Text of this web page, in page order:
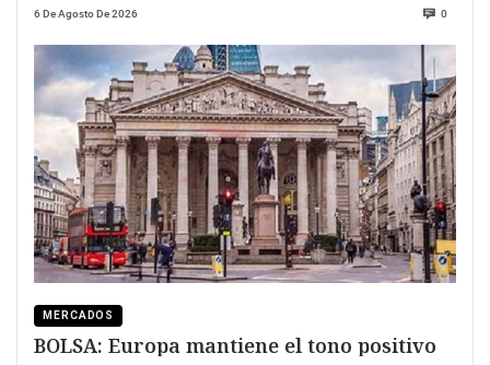
6 De Agosto De 2026 0
MERCADOS
BOLSA: Europa mantiene el tono positivo